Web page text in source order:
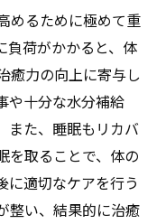
めるために極めて重
負荷がかかると、体
癒力の向上に寄与し
や十分な水分補給
また、睡眠もリカバ
を取ることで、体の
に適切なケアを行う
整い、結果的に治癒